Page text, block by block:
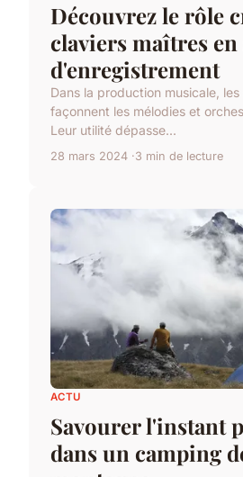
Découvrez le rôle
claviers maîtres
d'enregistrement
Dans la production musicale,
façonnent les mélodies et
Leur utilité dépasse...
28 mars 2024 3 min de lecture
ACTU
Savourer l'instant
dans un camping